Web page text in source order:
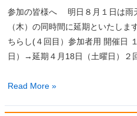
ス
参加の皆様へ 明日８月１日は雨
（木）の同時間に延期といたしま
ちらし(４回目）参加者用 開催日
日）→延期４月18日（土曜日）
【参
Read More »